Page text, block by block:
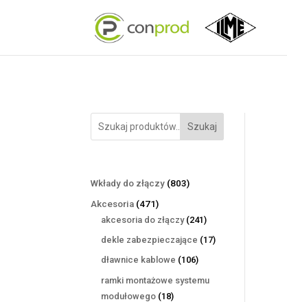
Szukaj
Wkłady do złączy 803803
Akcesoria 471471
produktów
akcesoria do złączy 241241
produktów
dekle zabezpieczające 1717
dławnice kablowe 106106
ramki montażowe systemu
modułowego 1818